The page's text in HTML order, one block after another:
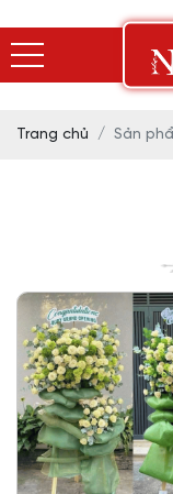
Trang chủ Sản